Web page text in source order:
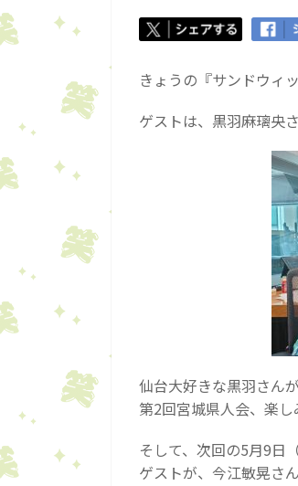
きょうの『サンドウィ
ゲストは、黒羽麻璃央
仙台大好きな黒羽さん
第2回宮城県人会、楽し
そして、次回の5月9日
ゲストが、今江敏晃さん